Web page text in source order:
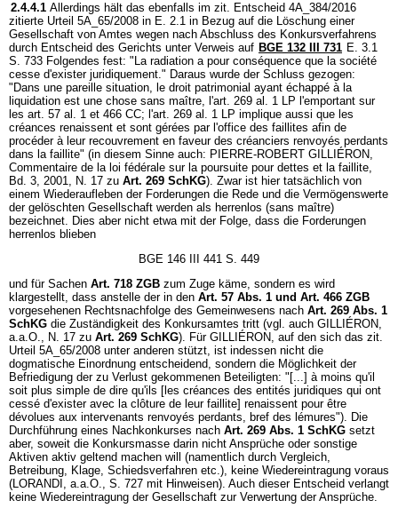
2.4.4.1 Allerdings hält das ebenfalls im zit. Entscheid 4A_384/2016
zitierte Urteil 5A_65/2008 in E. 2.1 in Bezug auf die Löschung einer
Gesellschaft von Amtes wegen nach Abschluss des Konkursverfahrens
durch Entscheid des Gerichts unter Verweis auf BGE 132 III 731 E. 3.1
S. 733 Folgendes fest: "La radiation a pour conséquence que la société
cesse d'exister juridiquement." Daraus wurde der Schluss gezogen:
"Dans une pareille situation, le droit patrimonial ayant échappé à la
liquidation est une chose sans maître, l'art. 269 al. 1 LP l'emportant sur
les art. 57 al. 1 et 466 CC; l'art. 269 al. 1 LP implique aussi que les
créances renaissent et sont gérées par l'office des faillites afin de
procéder à leur recouvrement en faveur des créanciers renvoyés perdants
dans la faillite" (in diesem Sinne auch: PIERRE-ROBERT GILLIÉRON,
Commentaire de la loi fédérale sur la poursuite pour dettes et la faillite,
Bd. 3, 2001, N. 17 zu Art. 269 SchKG). Zwar ist hier tatsächlich von
einem Wiederaufleben der Forderungen die Rede und die Vermögenswerte
der gelöschten Gesellschaft werden als herrenlos (sans maître)
bezeichnet. Dies aber nicht etwa mit der Folge, dass die Forderungen
herrenlos blieben
BGE 146 III 441 S. 449
und für Sachen Art. 718 ZGB zum Zuge käme, sondern es wird
klargestellt, dass anstelle der in den Art. 57 Abs. 1 und Art. 466 ZGB
vorgesehenen Rechtsnachfolge des Gemeinwesens nach Art. 269 Abs. 1
SchKG die Zuständigkeit des Konkursamtes tritt (vgl. auch GILLIÉRON,
a.a.O., N. 17 zu Art. 269 SchKG). Für GILLIÉRON, auf den sich das zit.
Urteil 5A_65/2008 unter anderen stützt, ist indessen nicht die
dogmatische Einordnung entscheidend, sondern die Möglichkeit der
Befriedigung der zu Verlust gekommenen Beteiligten: "[...] à moins qu'il
soit plus simple de dire qu'ils [les créances des entités juridiques qui ont
cessé d'exister avec la clôture de leur faillite] renaissent pour être
dévolues aux intervenants renvoyés perdants, bref des lémures"). Die
Durchführung eines Nachkonkurses nach Art. 269 Abs. 1 SchKG setzt
aber, soweit die Konkursmasse darin nicht Ansprüche oder sonstige
Aktiven aktiv geltend machen will (namentlich durch Vergleich,
Betreibung, Klage, Schiedsverfahren etc.), keine Wiedereintragung voraus
(LORANDI, a.a.O., S. 727 mit Hinweisen). Auch dieser Entscheid verlangt
keine Wiedereintragung der Gesellschaft zur Verwertung der Ansprüche.